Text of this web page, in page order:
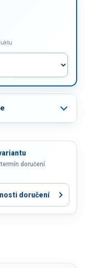
doručení
doručení